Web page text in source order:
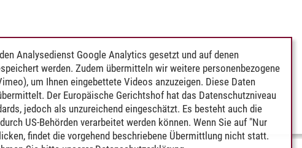
Analysedienst Google Analytics gesetzt und auf denen
werden. Zudem übermitteln wir weitere personenbezogene
um Ihnen eingebettete Videos anzuzeigen. Diese Daten
Der Europäische Gerichtshof hat das Datenschutzniveau
jedoch als unzureichend eingeschätzt. Es besteht auch die
US-Behörden verarbeitet werden können. Wenn Sie auf "Nur
findet die vorgehend beschriebene Übermittlung nicht statt.